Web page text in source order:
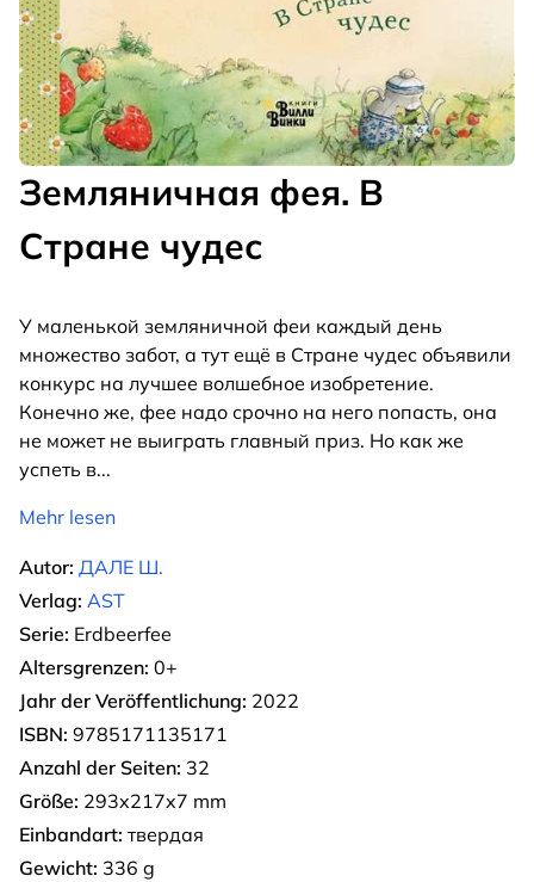
Земляничная фея. В
Стране чудес
У маленькой земляничной феи каждый день
множество забот, а тут ещё в Cтране чудес объявили
конкурс на лучшее волшебное изобретение.
Конечно же, фее надо срочно на него попасть, она
не может не выиграть главный приз. Но как же
успеть в...
Mehr lesen
Autor: ДАЛЕ Ш.
Verlag: AST
Serie: Erdbeerfee
Altersgrenzen: 0+
Jahr der Veröffentlichung: 2022
ISBN: 9785171135171
Anzahl der Seiten: 32
Größe: 293x217x7 mm
Einbandart: твердая
Gewicht: 336 g